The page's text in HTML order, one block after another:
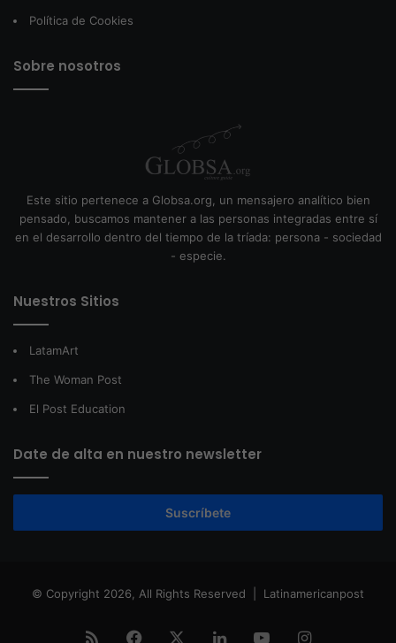
Política de Cookies
Sobre nosotros
Este sitio pertenece a Globsa.org, un mensajero analítico bien
pensado, buscamos mantener a las personas integradas entre sí
en el desarrollo dentro del tiempo de la tríada: persona - sociedad
- especie.
Nuestros Sitios
LatamArt
The Woman Post
El Post Education
Date de alta en nuestro newsletter
Suscríbete
© Copyright 2026, All Rights Reserved | Latinamericanpost
RSS Facebook LinkedInYouTubeInstagram